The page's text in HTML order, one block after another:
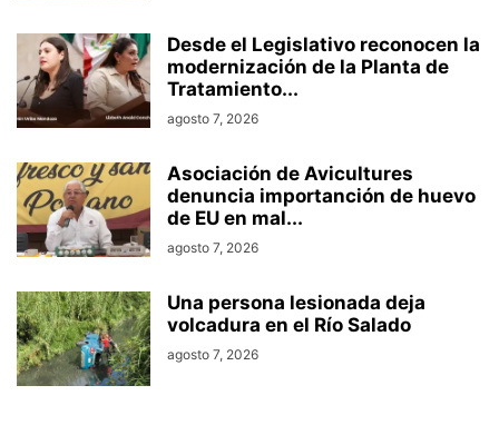
Desde el Legislativo reconocen la
modernización de la Planta de
Tratamiento...
agosto 7, 2026
Asociación de Avicultures
denuncia importanción de huevo
de EU en mal...
agosto 7, 2026
Una persona lesionada deja
volcadura en el Río Salado
agosto 7, 2026